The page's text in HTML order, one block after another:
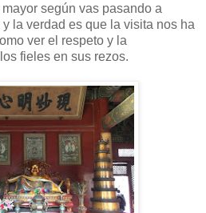
según vas pasando a
la verdad es que la visita nos ha
ver el respeto y la
fieles en sus rezos.